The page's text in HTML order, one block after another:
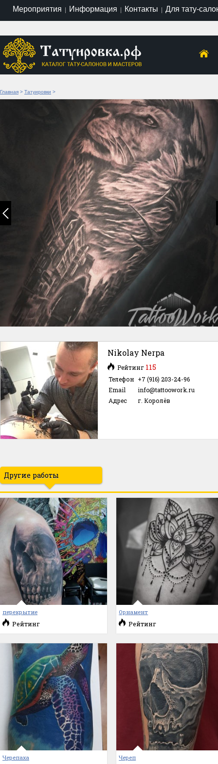
Мероприятия | Информация | Контакты | Для тату-
Главная > Татуировки >
Nikolay Nerpa
Рейтинг 115
Телефон +7 (916) 203-24-96
Email
info@tattoowork.ru
Адрес
г. Королёв
Другие работы
перекрытие
Рейтинг
Орнамент
Рейтинг
Черепаха Череп